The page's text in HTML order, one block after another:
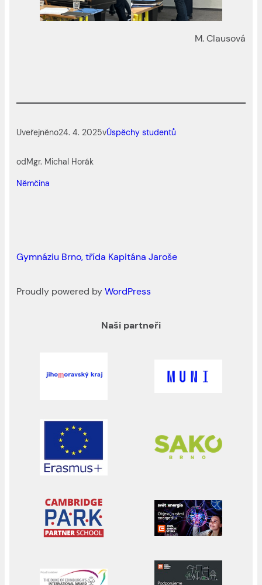
M. Clausová
Uveřejněno24. 4. 2025vÚspěchy studentů
od Mgr. Michal Horák
Němčina
Gymnáziu Brno, třída Kapitána Jaroše
Proudly powered byWordPress
Naši partneři